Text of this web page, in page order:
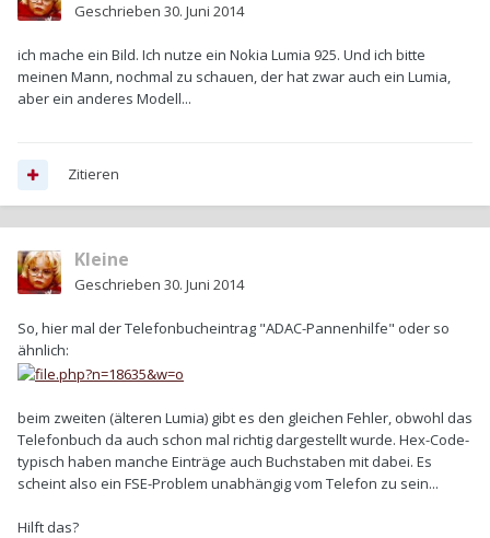
Geschrieben 30. Juni 2014
ich mache ein Bild. Ich nutze ein Nokia Lumia 925. Und ich bitte
meinen Mann, nochmal zu schauen, der hat zwar auch ein Lumia,
aber ein anderes Modell...
Zitieren
Kleine
Geschrieben 30. Juni 2014
So, hier mal der Telefonbucheintrag "ADAC-Pannenhilfe" oder so
ähnlich:
beim zweiten (älteren Lumia) gibt es den gleichen Fehler, obwohl das
Telefonbuch da auch schon mal richtig dargestellt wurde. Hex-Code-
typisch haben manche Einträge auch Buchstaben mit dabei. Es
scheint also ein FSE-Problem unabhängig vom Telefon zu sein...
Hilft das?